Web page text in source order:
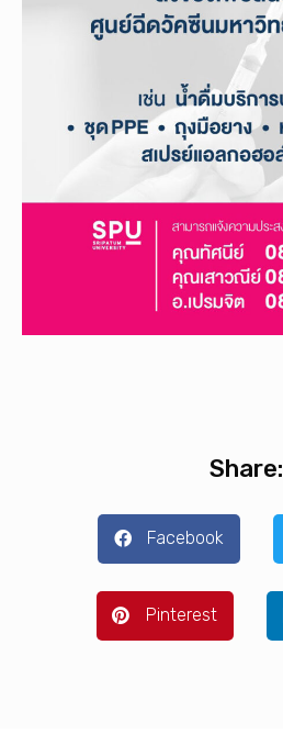
Share:
Facebook
Pinterest